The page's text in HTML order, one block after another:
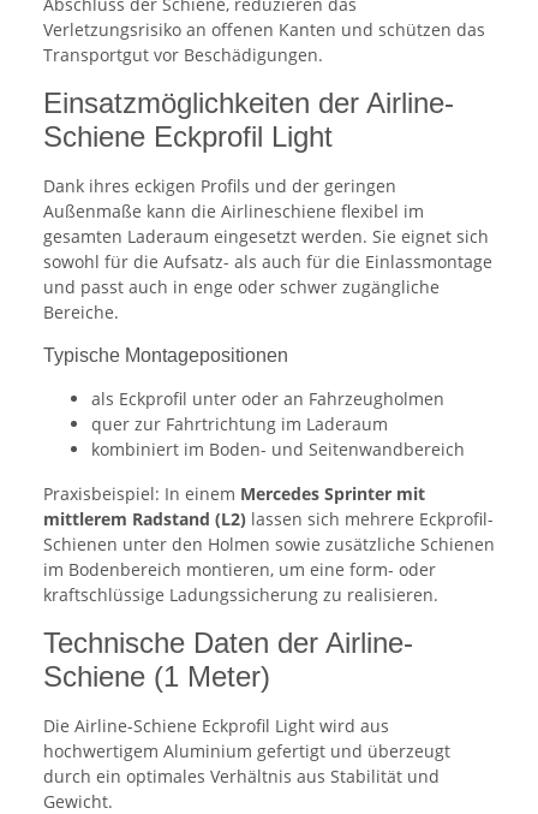
Verletzungsrisiko an offenen Kanten und schützen das
Transportgut vor Beschädigungen.
Einsatzmöglichkeiten der Airline-
Schiene Eckprofil Light
Dank ihres eckigen Profils und der geringen
Außenmaße kann die Airlineschiene flexibel im
gesamten Laderaum eingesetzt werden. Sie eignet sich
sowohl für die Aufsatz- als auch für die Einlassmontage
und passt auch in enge oder schwer zugängliche
Bereiche.
Typische Montagepositionen
als Eckprofil unter oder an Fahrzeugholmen
quer zur Fahrtrichtung im Laderaum
kombiniert im Boden- und Seitenwandbereich
Praxisbeispiel: In einem Mercedes Sprinter mit
mittlerem Radstand (L2) lassen sich mehrere Eckprofil-
Schienen unter den Holmen sowie zusätzliche Schienen
im Bodenbereich montieren, um eine form- oder
kraftschlüssige Ladungssicherung zu realisieren.
Technische Daten der Airline-
Schiene (1 Meter)
Die Airline-Schiene Eckprofil Light wird aus
hochwertigem Aluminium gefertigt und überzeugt
durch ein optimales Verhältnis aus Stabilität und
Gewicht.